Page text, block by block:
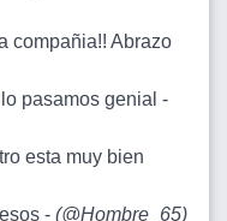
compañia!! Abrazo
lo pasamos genial -
esta muy bien
- (@Hombre_65)